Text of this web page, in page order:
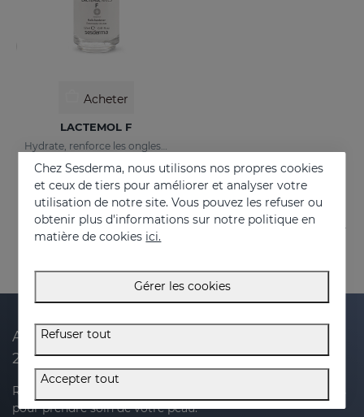
Acheter
LACTEMOL F
Hydrate, renforce les ongles en les rendant plus souples et résistants.
21.95 €
Abonnez-vous à notre newsletter et recevez
20 % de réduction sur votre prochain achat
Recevez des nouvelles, des offres exclusives et des conseils
pour prendre soin de votre peau.
Chez Sesderma, nous utilisons nos propres cookies
et ceux de tiers pour améliorer et analyser votre
utilisation de notre site. Vous pouvez les refuser ou
obtenir plus d'informations sur notre politique en
matière de cookies ici.
Gérer les cookies
Refuser tout
Accepter tout